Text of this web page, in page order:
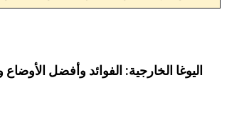
اليوغا الخارجية: الفوائد وأفضل